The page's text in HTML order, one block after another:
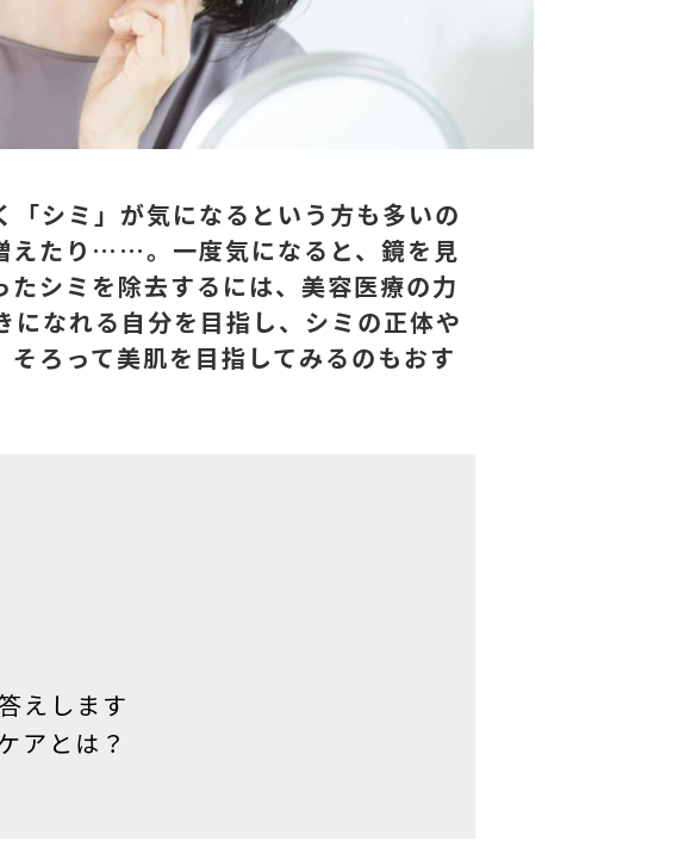
シミ」が気になるという方も多いの
えたり……。一度気になると、鏡を見
シミを除去するには、美容医療の力
なれる自分を目指し、シミの正体や
ろって美肌を目指してみるのもおす
えします
アとは？